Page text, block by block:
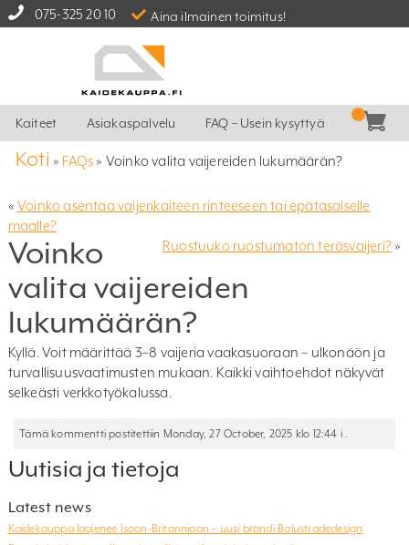
075-325 20 10 Aina ilmainen toimitus!
Kaiteet Asiakaspalvelu FAQ – Usein kysyttyä
Koti » FAQs» Voinko valita vaijereiden lukumäärän?
« Voinko asentaa vaijerikaiteen rinteeseen tai epätasaiselle
maalle?
Ruostuuko ruostumaton teräsvaijeri?»
Voinko
valita vaijereiden
lukumäärän?
Kyllä. Voit määrittää 3–8 vaijeria vaakasuoraan – ulkonäön ja
turvallisuusvaatimusten mukaan. Kaikki vaihtoehdot näkyvät
selkeästi verkkotyökalussa.
Tämä kommentti postitettiin Monday, 27 October, 2025 klo 12:44 i .
Uutisia ja tietoja
Latest news
Kaidekauppa laajenee Isoon-Britanniaan – uusi brändi Balustradedesign